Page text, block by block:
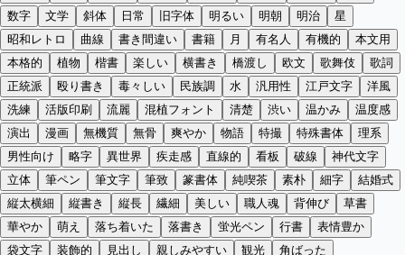
数字
文学 斜体 日常 旧字体 明るい 明朝 明治
星
昭和レトロ
曲線 書き間違い 書籍 月 有名人 有機的
本文用
本格的
植物 楷書 楽しい 横書き 橋渡し 欧文 歌舞伎
歌詞
正統派
殴り書き 毒々しい 民族調 水 汎用性 江戸文字
洋風
洗練
活版印刷 流麗 混植フォント 清楚 渋い 温かみ
温度感
演出
漫画 無機質 無骨 爽やか 物語 特撮 特殊書体
理系
男性向け
略字 異世界 疾走感 直線的 看板 破線
神代文字
立体
筆ペン 筆文字 筆致 篆書体 純喫茶 素朴 細字
結婚式
縦太横細
縦書き 縦長 繊細 美しい 職人魂 背伸び
草書
華やか
萌え 落ち着いた 落書き 蛍光ペン 行書
表情豊か
袋文字
装飾的 見出し 親しみやすい 観光
角ばった